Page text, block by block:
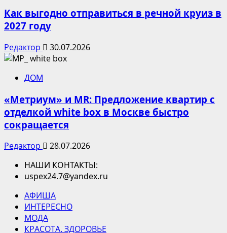
Как выгодно отправиться в речной круиз в
2027 году
Редактор 30.07.2026
ДОМ
«Метриум» и MR: Предложение квартир с
отделкой white box в Москве быстро
сокращается
Редактор
28.07.2026
НАШИ КОНТАКТЫ:
uspex24.7@yandex.ru
АФИША
ИНТЕРЕСНО
МОДА
КРАСОТА. ЗДОРОВЬЕ